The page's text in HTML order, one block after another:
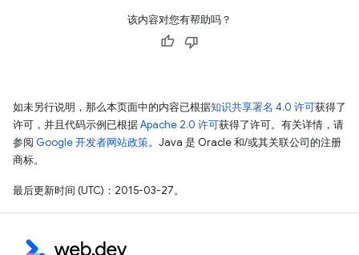
该内容对您有帮助吗？
如未另行说明，那么本页面中的内容已根据知识共享署名 4.0 许可获得了
许可，并且代码示例已根据Apache 2.0 许可获得了许可。有关详情，请
参阅 Google 开发者网站政策。Java 是 Oracle 和/或其关联公司的注册
商标。
最后更新时间 (UTC)：2015-03-27。